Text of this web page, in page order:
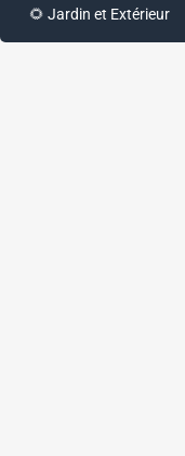
🌻 Jardin et Extérieur